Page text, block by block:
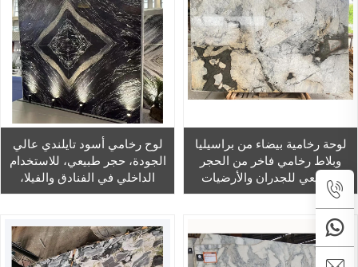
لوحة رخامية بيضاء من براسيليا
وبلاط رخامي فاخر من الحجر
الطبيعي للجدران والأرضيات
الداخلية وأسطح المطابخ، وبلاط
رخامي ملمّع ومزجّج
لوح رخامي أسود تايلندي عالي
الجودة، حجر طبيعي، للاستخدام
الداخلي في الفنادق والفيلا،
للأعمال الجدارية والأرضيات